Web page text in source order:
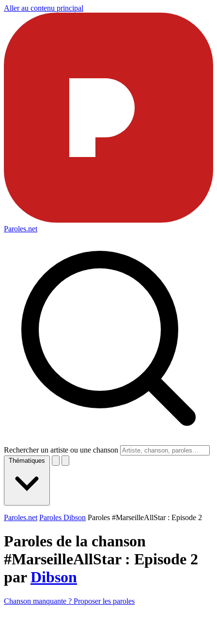
Aller au contenu principal
Paroles.net
Rechercher un artiste ou une chanson
Thématiques
Paroles.net Paroles Dibson Paroles #MarseilleAllStar : Episode 2
Paroles de la chanson
#MarseilleAllStar : Episode 2
parDibson
Chanson manquante ? Proposer les paroles